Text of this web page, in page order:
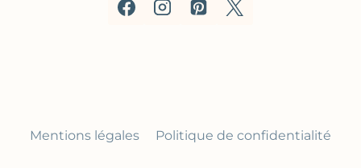
Mentions légales Politique de confidentialité